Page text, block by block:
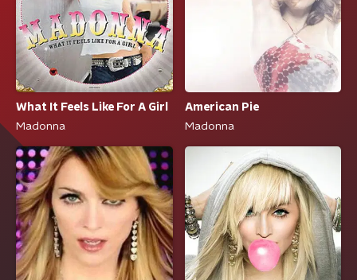
What It Feels Like For A Girl
Madonna
American Pie
Madonna